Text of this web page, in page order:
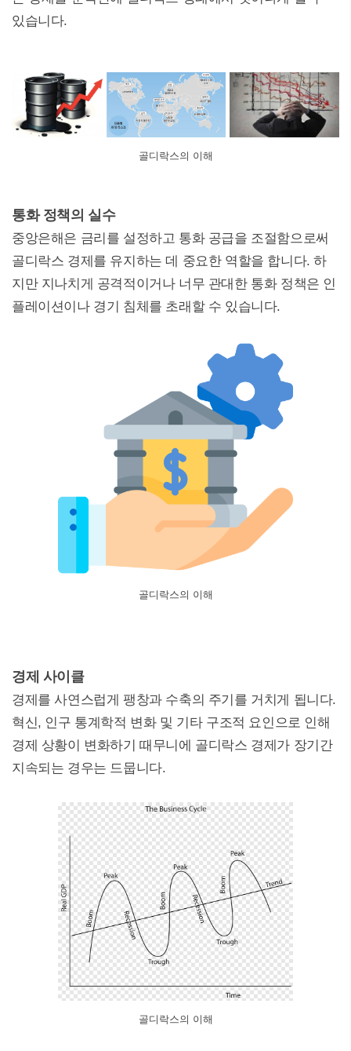
있습니다.
골디락스의 이해
통화 정책의 실수
중앙은해은 금리를 설정하고 통화 공급을 조절함으로써
골디락스 경제를 유지하는 데 중요한 역할을 합니다. 하
지만 지나치게 공격적이거나 너무 관대한 통화 정책은 인
플레이션이나 경기 침체를 초래할 수 있습니다.
골디락스의 이해
경제 사이클
경제를 사연스럽게 팽창과 수축의 주기를 거치게 됩니다.
혁신, 인구 통계학적 변화 및 기타 구조적 요인으로 인해
경제 상황이 변화하기 때무니에 골디락스 경제가 장기간
지속되는 경우는 드뭅니다.
골디락스의 이해